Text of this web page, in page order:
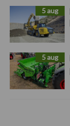
5 aug
5 aug